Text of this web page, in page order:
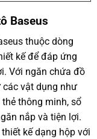
Baseus
thuộc dòng
kế để đáp ứng
Với ngăn chứa đồ
các vật dụng như
thông minh, sổ
nắp và tiện lợi.
kế dạng hộp với